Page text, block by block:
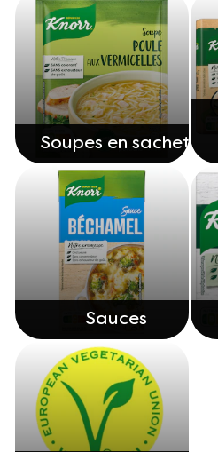
Soupes en sachet
Sauces